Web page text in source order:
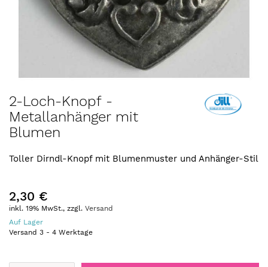
Anfang
der
Bildergalerie
2-Loch-Knopf -
Metallanhänger mit
Blumen
Toller Dirndl-Knopf mit Blumenmuster und Anhänger-Stil
2,30 €
inkl. 19% MwSt., zzgl. Versand
Auf Lager
Versand 3 - 4 Werktage